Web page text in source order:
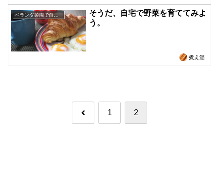
ベランダ菜園で自給自足
そうだ、自宅で野菜を育ててみよ
う。
煮え湯
前 1 2